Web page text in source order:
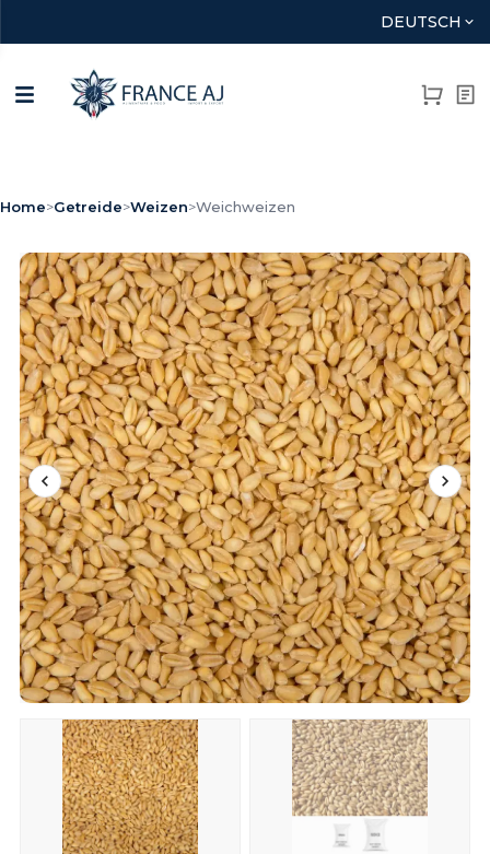
DEUTSCH
Home>Getreide>Weizen>Weichweizen